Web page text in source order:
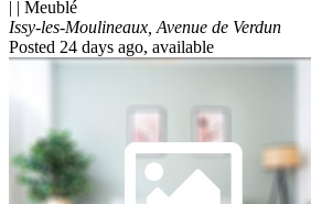
| | Meublé
Issy-les-Moulineaux, Avenue de Verdun
Posted 24 days ago, available